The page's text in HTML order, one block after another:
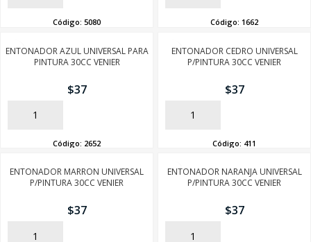
Código: 5080 Código: 1662
ENTONADOR AZUL UNIVERSAL PARA
PINTURA 30CC VENIER
$37
AÑADIR
Código: 2652
ENTONADOR CEDRO UNIVERSAL
P/PINTURA 30CC VENIER
$37
AÑADIR
Código: 411
ENTONADOR MARRON UNIVERSAL
P/PINTURA 30CC VENIER
$37
AÑADIR
ENTONADOR NARANJA UNIVERSAL
P/PINTURA 30CC VENIER
$37
AÑADIR